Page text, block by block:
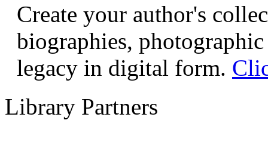
Create your author's
biographies,
legacy in digital form.
Library Partners